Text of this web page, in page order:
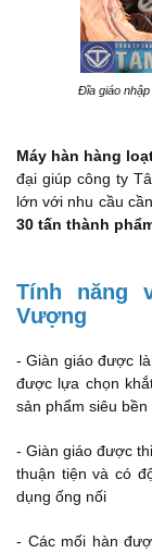
Đĩa giáo
Máy hàn hàng
đại giúp công ty
lớn với nhu cầu
30 tấn thành
Tính năng
Vượng
- Giàn giáo được
được lựa chọn
sản phẩm siêu bền
- Giàn giáo được
thuận tiện và có
dụng ống nối
- Các mối hàn